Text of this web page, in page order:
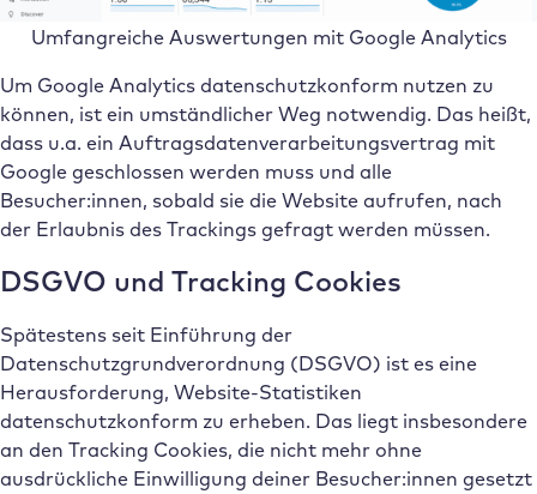
Umfangreiche Auswertungen mit Google Analytics
Um Google Analytics datenschutzkonform nutzen zu
können, ist ein umständlicher Weg notwendig. Das heißt,
dass u.a. ein Auftragsdatenverarbeitungsvertrag mit
Google geschlossen werden muss und alle
Besucher:innen, sobald sie die Website aufrufen, nach
der Erlaubnis des Trackings gefragt werden müssen.
DSGVO und Tracking Cookies
Spätestens seit Einführung der
Datenschutzgrundverordnung (DSGVO) ist es eine
Herausforderung, Website-Statistiken
datenschutzkonform zu erheben. Das liegt insbesondere
an den Tracking Cookies, die nicht mehr ohne
ausdrückliche Einwilligung deiner Besucher:innen gesetzt